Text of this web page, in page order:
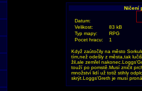
Ničení
Datum:
Velikost:
83 kB
Typ mapy:
RPG
Pocet hracu:
1
Když zaútočily na město
tím,než odešly z města,tak
žil,ale zemřel
touží po pomstě.Musí zničit
množství lidí už totiž stihly
skrýt.Loggs'Greth je musí